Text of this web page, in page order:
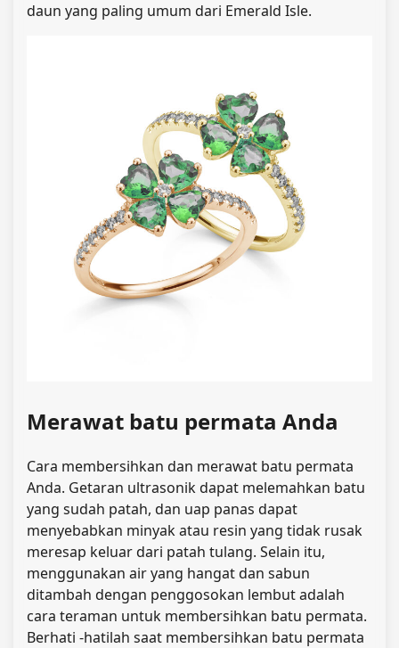
daun yang paling umum dari Emerald Isle.
Merawat batu permata Anda
Cara membersihkan dan merawat batu permata
Anda. Getaran ultrasonik dapat melemahkan batu
yang sudah patah, dan uap panas dapat
menyebabkan minyak atau resin yang tidak rusak
meresap keluar dari patah tulang. Selain itu,
menggunakan air yang hangat dan sabun
ditambah dengan penggosokan lembut adalah
cara teraman untuk membersihkan batu permata.
Berhati -hatilah saat membersihkan batu permata